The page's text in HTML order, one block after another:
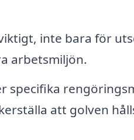
inte bara för
arbetsmiljön.
specifika
att golven